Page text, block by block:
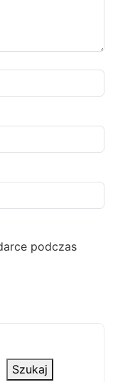
podczas
Szukaj